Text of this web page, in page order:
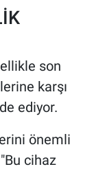
son
karşı
ediyor.
önemli
cihaz